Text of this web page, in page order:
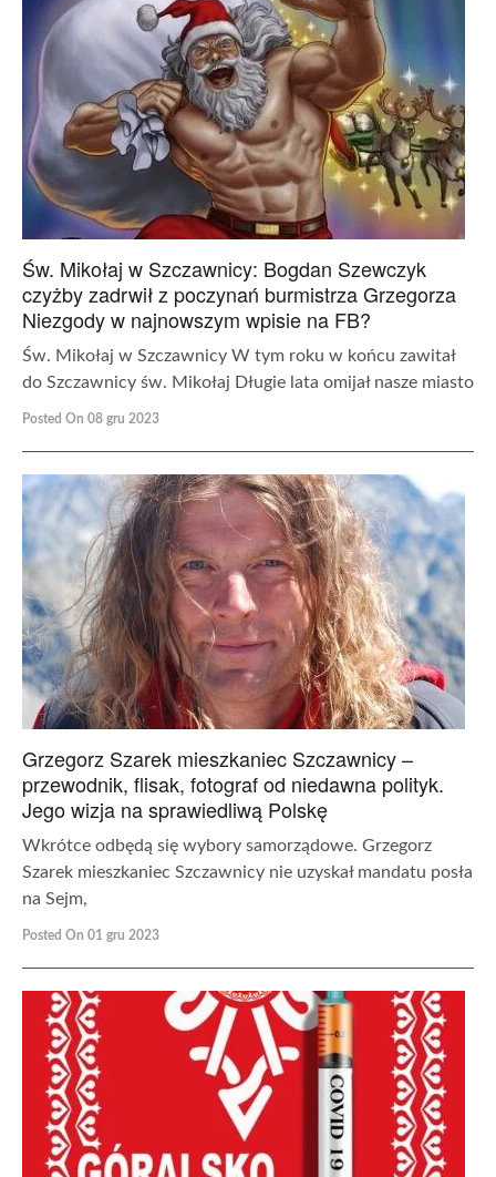
Św. Mikołaj w Szczawnicy: Bogdan Szewczyk
czyżby zadrwił z poczynań burmistrza Grzegorza
Niezgody w najnowszym wpisie na FB?
Św. Mikołaj w Szczawnicy W tym roku w końcu zawitał
do Szczawnicy św. Mikołaj Długie lata omijał nasze miasto
Posted On 08 gru 2023
Grzegorz Szarek mieszkaniec Szczawnicy –
przewodnik, flisak, fotograf od niedawna polityk.
Jego wizja na sprawiedliwą Polskę
Wkrótce odbędą się wybory samorządowe. Grzegorz
Szarek mieszkaniec Szczawnicy nie uzyskał mandatu posła
na Sejm,
Posted On 01 gru 2023